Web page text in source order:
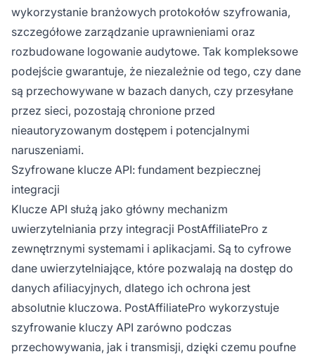
wykorzystanie branżowych protokołów szyfrowania,
szczegółowe zarządzanie uprawnieniami oraz
rozbudowane logowanie audytowe. Tak kompleksowe
podejście gwarantuje, że niezależnie od tego, czy dane
są przechowywane w bazach danych, czy przesyłane
przez sieci, pozostają chronione przed
nieautoryzowanym dostępem i potencjalnymi
naruszeniami.
Szyfrowane klucze API: fundament bezpiecznej
integracji
Klucze API służą jako główny mechanizm
uwierzytelniania przy integracji PostAffiliatePro z
zewnętrznymi systemami i aplikacjami. Są to cyfrowe
dane uwierzytelniające, które pozwalają na dostęp do
danych afiliacyjnych, dlatego ich ochrona jest
absolutnie kluczowa. PostAffiliatePro wykorzystuje
szyfrowanie kluczy API zarówno podczas
przechowywania, jak i transmisji, dzięki czemu poufne